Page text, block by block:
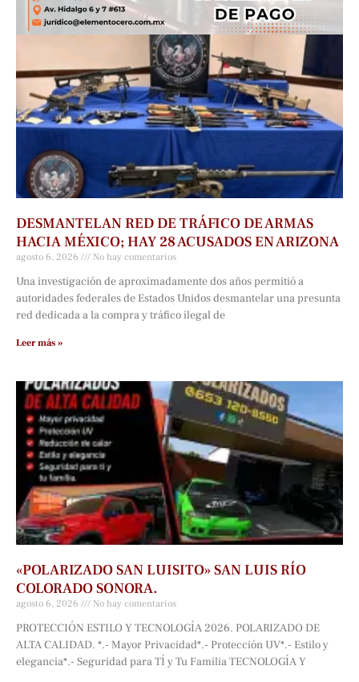
DESMANTELAN RED DE TRÁFICO DE ARMAS
HACIA MÉXICO; HAY 28 ACUSADOS EN ARIZONA
agosto 6, 2026 No hay comentarios
Una investigación de aproximadamente dos años permitió a
autoridades federales de Estados Unidos desmantelar una presunta
red dedicada a la compra y tráfico ilegal de
Leer más »
«POLARIZADO SAN LUISITO» SAN LUIS RÍO
COLORADO SONORA.
agosto 6, 2026 No hay comentarios
PROTECCIÓN ESTILO Y TECNOLOGÍA 2026. POLARIZADO DE
ALTA CALIDAD. *.- Mayor Privacidad*.- Protección UV*.- Estilo y
elegancia*.- Seguridad para TÍ y Tu Familia TECNOLOGÍA Y